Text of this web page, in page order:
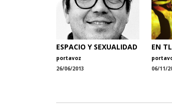
ESPACIO Y SEXUALIDAD
portavoz
26/06/2013
EN
06/11/